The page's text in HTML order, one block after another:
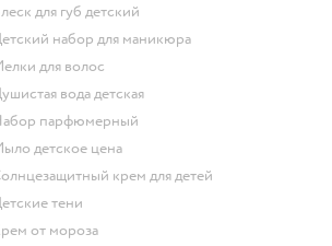
блеск для губ детский
детский набор для маникюра
мелки для волос
душистая вода детская
набор парфюмерный
мыло детское цена
солнцезащитный крем для детей
детские тени
крем от мороза